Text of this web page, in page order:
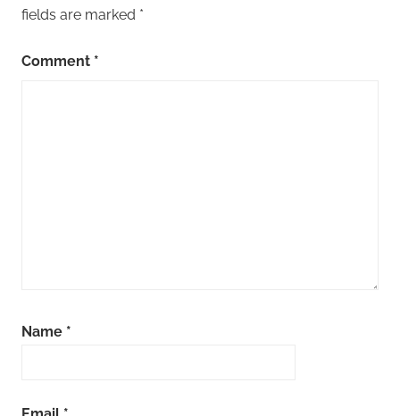
fields are marked *
Comment *
Name *